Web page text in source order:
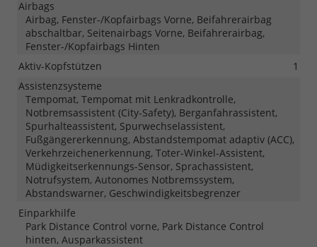
Airbags
Airbag, Fenster-/Kopfairbags Vorne, Beifahrerairbag
abschaltbar, Seitenairbags Vorne, Beifahrerairbag,
Fenster-/Kopfairbags Hinten
Aktiv-Kopfstützen
1
Assistenzsysteme
Tempomat, Tempomat mit Lenkradkontrolle,
Notbremsassistent (City-Safety), Berganfahrassistent,
Spurhalteassistent, Spurwechselassistent,
Fußgängererkennung, Abstandstempomat adaptiv (ACC),
Verkehrzeichenerkennung, Toter-Winkel-Assistent,
Müdigkeitserkennungs-Sensor, Sprachassistent,
Notrufsystem, Autonomes Notbremssystem,
Abstandswarner, Geschwindigkeitsbegrenzer
Einparkhilfe
Park Distance Control vorne, Park Distance Control
hinten, Ausparkassistent